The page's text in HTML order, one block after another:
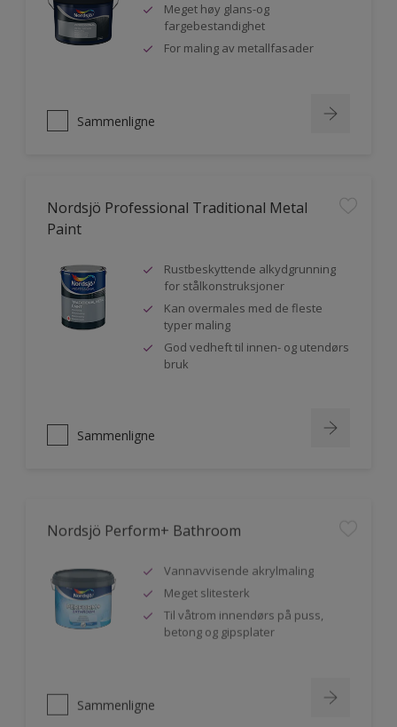
Meget høy glans-og
fargebestandighet
For maling av metallfasader
Sammenligne
Nordsjö Professional Traditional Metal
Paint
Rustbeskyttende alkydgrunning
for stålkonstruksjoner
Kan overmales med de fleste
typer maling
God vedheft til innen- og utendørs
bruk
Sammenligne
Nordsjö Perform+ Bathroom
Til våtrom innendørs på puss,
betong og gipsplater